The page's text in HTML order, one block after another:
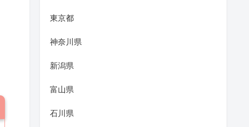
東京都
神奈川県
新潟県
富山県
石川県